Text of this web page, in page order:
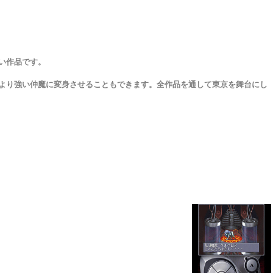
品です。
強い仲魔に変身させることもできます。全作品を通して東京を舞台にし